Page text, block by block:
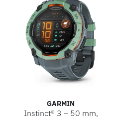
GARMIN
Instinct® 3 – 50 mm,